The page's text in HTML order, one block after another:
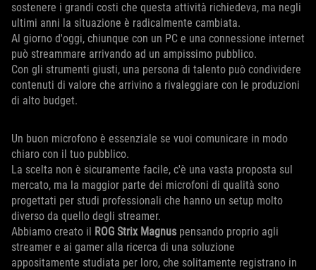
sostenere i grandi costi che questa attività richiedeva, ma negli
ultimi anni la situazione è radicalmente cambiata.
Al giorno d'oggi, chiunque con un PC e una connessione internet
può streammare arrivando ad un ampissimo pubblico.
Con gli strumenti giusti, una persona di talento può condividere
contenuti di valore che arrivino a rivaleggiare con le produzioni
di alto budget.
Un buon microfono è essenziale se vuoi comunicare in modo
chiaro con il tuo pubblico.
La scelta non è sicuramente facile, c'è una vasta proposta sul
mercato, ma la maggior parte dei microfoni di qualità sono
progettati per studi professionali che hanno un setup molto
diverso da quello degli streamer.
Abbiamo creato il ROG Strix Magnus pensando proprio agli
streamer e ai gamer alla ricerca di una soluzione
appositamente studiata per loro, che solitamente registrano in